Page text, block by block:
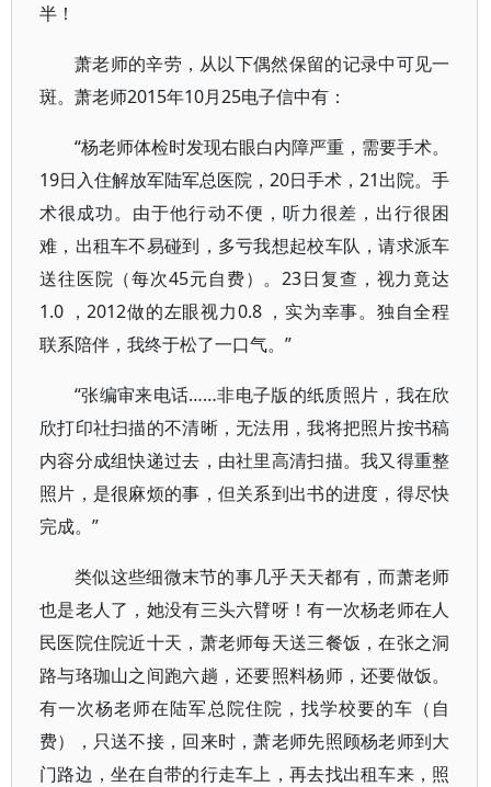
半！
萧老师的辛劳，从以下偶然保留的记录中可见一
斑。萧老师2015年10月25电子信中有：
“杨老师体检时发现右眼白内障严重，需要手术。
19日入住解放军陆军总医院，20日手术，21出院。手
术很成功。由于他行动不便，听力很差，出行很困
难，出租车不易碰到，多亏我想起校车队，请求派车
送往医院（每次45元自费）。23日复查，视力竟达
1.0 ，2012做的左眼视力0.8 ，实为幸事。独自全程
联系陪伴，我终于松了一口气。”
“张编审来电话……非电子版的纸质照片，我在欣
欣打印社扫描的不清晰，无法用，我将把照片按书稿
内容分成组快递过去，由社里高清扫描。我又得重整
照片，是很麻烦的事，但关系到出书的进度，得尽快
完成。”
类似这些细微末节的事几乎天天都有，而萧老师
也是老人了，她没有三头六臂呀！有一次杨老师在人
民医院住院近十天，萧老师每天送三餐饭，在张之洞
路与珞珈山之间跑六趟，还要照料杨师，还要做饭。
有一次杨老师在陆军总院住院，找学校要的车（自
费），只送不接，回来时，萧老师先照顾杨老师到大
门路边，坐在自带的行走车上，再去找出租车来，照